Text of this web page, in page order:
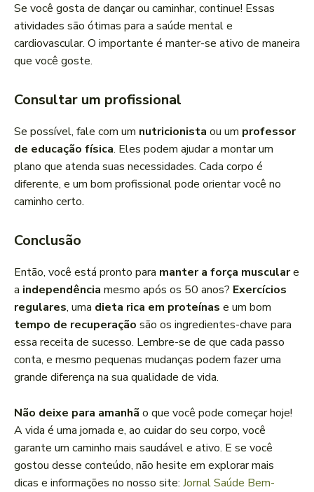
Se você gosta de dançar ou caminhar, continue! Essas
atividades são ótimas para a saúde mental e
cardiovascular. O importante é manter-se ativo de maneira
que você goste.
Consultar um profissional
Se possível, fale com um nutricionista ou um professor
de educação física. Eles podem ajudar a montar um
plano que atenda suas necessidades. Cada corpo é
diferente, e um bom profissional pode orientar você no
caminho certo.
Conclusão
Então, você está pronto para manter a força musculare
a independência mesmo após os 50 anos? Exercícios
regulares, uma dieta rica em proteínas e um bom
tempo de recuperação são os ingredientes-chave para
essa receita de sucesso. Lembre-se de que cada passo
conta, e mesmo pequenas mudanças podem fazer uma
grande diferença na sua qualidade de vida.
Não deixe para amanhã o que você pode começar hoje!
A vida é uma jornada e, ao cuidar do seu corpo, você
garante um caminho mais saudável e ativo. E se você
gostou desse conteúdo, não hesite em explorar mais
dicas e informações no nosso site: Jornal Saúde Bem-